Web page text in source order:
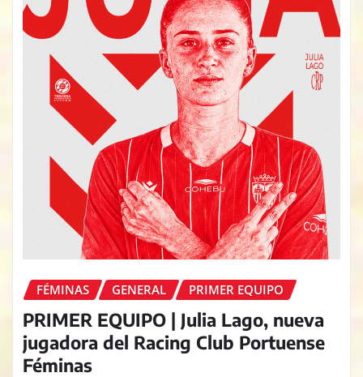
FÉMINAS GENERAL PRIMER EQUIPO
PRIMER EQUIPO | Julia Lago, nueva
jugadora del Racing Club Portuense
Féminas